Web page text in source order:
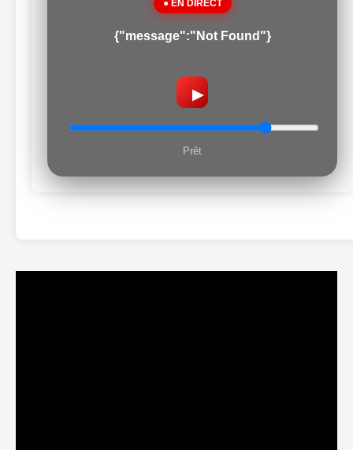
● EN DIRECT
{"message":"Not Found"}
▶
Prêt